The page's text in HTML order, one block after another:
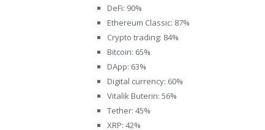
DeFi: 90%
Ethereum Classic: 87%
Crypto trading: 84%
Bitcoin: 65%
DApp: 63%
Digital currency: 60%
Vitalik Buterin: 56%
Tether: 45%
XRP: 42%